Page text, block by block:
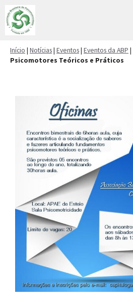
Pular
para
Início | Notícias| Eventos| Eventos da ABP |
Psicomotores Teóricos e Práticos